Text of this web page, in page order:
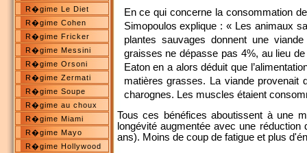
R�gime Le Diet
R�gime Cohen
R�gime Fricker
R�gime Messini
R�gime Orsoni
R�gime Zermati
R�gime Soupe
R�gime au choux
R�gime Miami
R�gime Mayo
R�gime Hollywood
En ce qui concerne la consommation
Simopoulos explique : « Les animaux
plantes sauvages donnent une
graisses ne dépasse pas 4%, au lieu de
Eaton en a alors déduit que
matières grasses. La viande provenait
charognes. Les muscles étaient
Tous ces bénéfices aboutissent à une
longévité augmentée avec une
ans). Moins de coup de fatigue et plus